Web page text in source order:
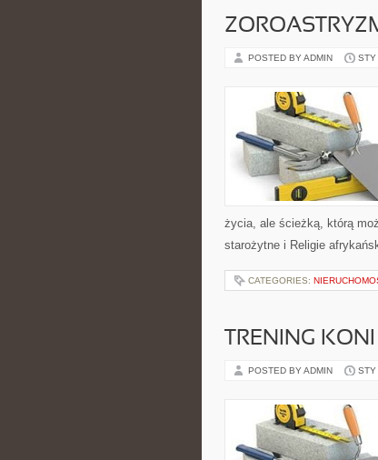
POSTED BY ADMIN STY
życia, ale ścieżką, którą
starożytne i Religie
CATEGORIES:
TRENING KONI
POSTED BY ADMIN STY